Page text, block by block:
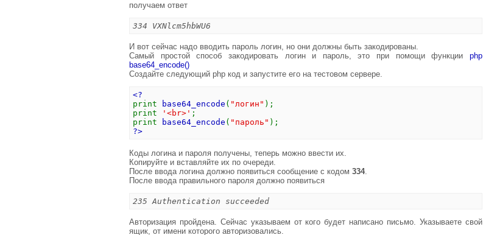
получаем ответ
334 VXNlcm5hbWU6
И вот сейчас надо вводить пароль логин, но они должны быть закодированы.
Самый простой способ закодировать логин и пароль, это при помощи функции php
base64_encode()
Создайте следующий php код и запустите его на тестовом сервере.
<?
print
base64_encode ( "логин" );
print
'<br>' ;
print
base64_encode ( "пароль" );
?>
Коды логина и пароля получены, теперь можно ввести их.
Копируйте и вставляйте их по очереди.
После ввода логина должно появиться сообщение с кодом 334.
После ввода правильного пароля должно появиться
235 Authentication succeeded
Авторизация пройдена. Сейчас указываем от кого будет написано письмо. Указываете свой
ящик, от имени которого авторизовались.